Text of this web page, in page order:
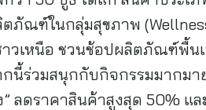
ภัณฑ์ในกลุ่มสุขภาพ
วเหนือ ชวนช้อปผลิตภัณฑ์พื้น
ร่วมสนุกกับกิจกรรมมากมา
ดราคาสินค้าสูงสุด 50% แล